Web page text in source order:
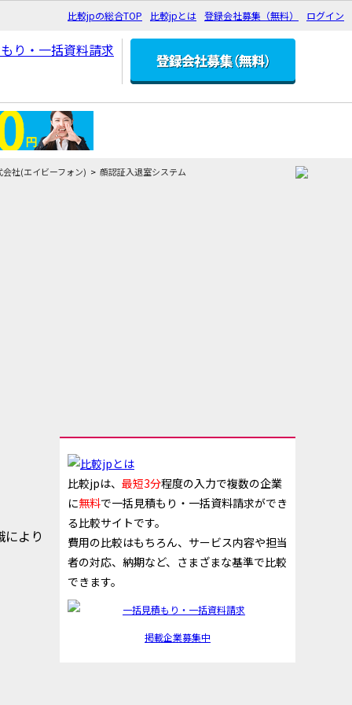
ログイン
登録会社募集（無料）
比較jpとは
比較jpの総合TOP
社(エイビーフォン) 顔認証入退室システム
より
比較jpは、 最短3分程度の入力で複数の企業
に無料で一括見積もり・一括資料請求ができ
る比較サイトです。
費用の比較はもちろん、サービス内容や担当
者の対応、納期など、さまざまな基準で比較
できます。
掲載企業募集中